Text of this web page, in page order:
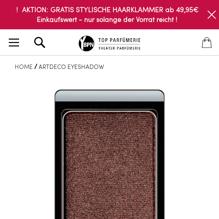
! AKTION: GRATIS STYLISCHE HAARKLAMMER ab 49,95€
Einkaufswert - nur solange der Vorrat reicht !
HOME ARTDECO EYESHADOW